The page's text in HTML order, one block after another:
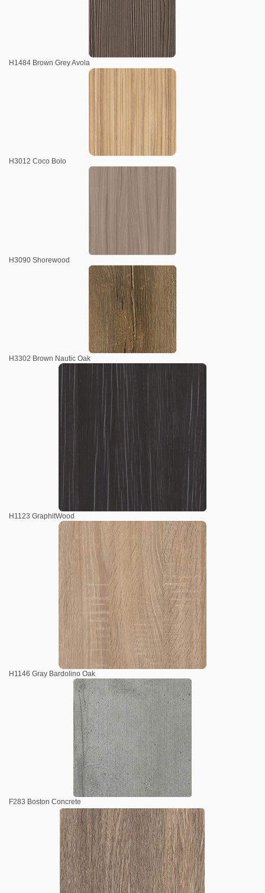
H1484 Brown Grey Avola
H3012 Coco Bolo
H3090 Shorewood
H3302 Brown Nautic Oak
H1123 GraphitWood
H1146 Gray Bardolino Oak
F283 Boston Concrete